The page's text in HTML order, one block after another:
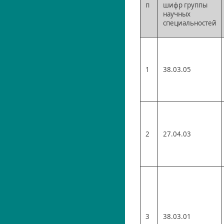
п
шифр группы
научных
специальностей
1 38.03.05
2 27.04.03
3 38.03.01